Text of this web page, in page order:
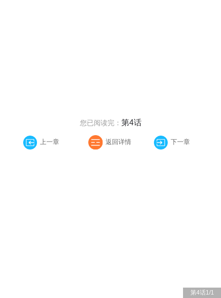
第4话1/1
您已阅读完： 第4话
上一章 返回详情 下一章